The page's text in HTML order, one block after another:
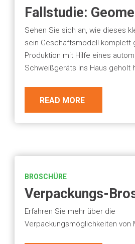
Fallstudie:
Sehen Sie sich an, wie dieses
sein Geschäftsmodell komplett
Produktion mit Hilfe eines
Schweißgeräts ins Haus geholt
READ MORE
BROSCHÜRE
Verpackungs-
Erfahren Sie mehr über die
Verpackungsmöglichkeiten von